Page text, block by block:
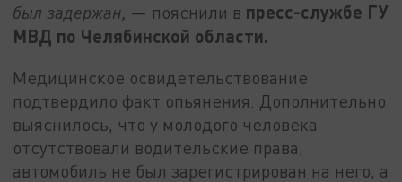
был задержан, — пояснили в пресс-службе ГУ
МВД по Челябинской области.
Медицинское освидетельствование
подтвердило факт опьянения. Дополнительно
выяснилось, что у молодого человека
отсутствовали водительские права,
автомобиль не был зарегистрирован на него, а